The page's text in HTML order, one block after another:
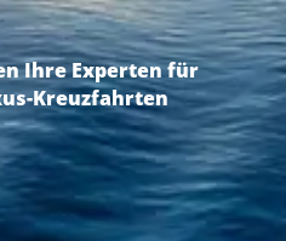
Ihre Experten für
Kreuzfahrten